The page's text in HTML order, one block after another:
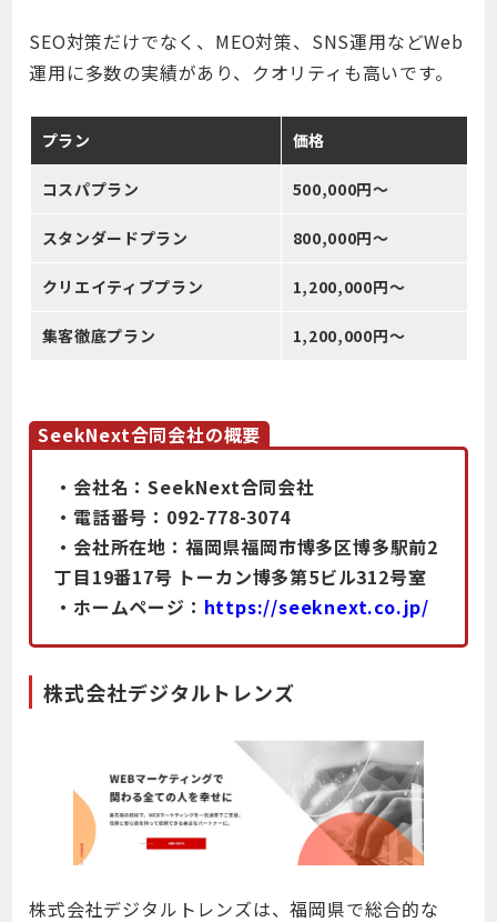
SEO対策だけでなく、MEO対策、SNS運用などWeb
運用に多数の実績があり、クオリティも高いです。
プラン 価格
コスパプラン 500,000円〜
スタンダードプラン 800,000円〜
クリエイティブプラン 1,200,000円〜
集客徹底プラン 1,200,000円〜
SeekNext合同会社の概要
・会社名：SeekNext合同会社
・電話番号：092-778-3074
・会社所在地：福岡県福岡市博多区博多駅前2
丁目19番17号 トーカン博多第5ビル312号室
・ホームページ： https://seeknext.co.jp/
株式会社デジタルトレンズ
株式会社デジタルトレンズは、福岡県で総合的な